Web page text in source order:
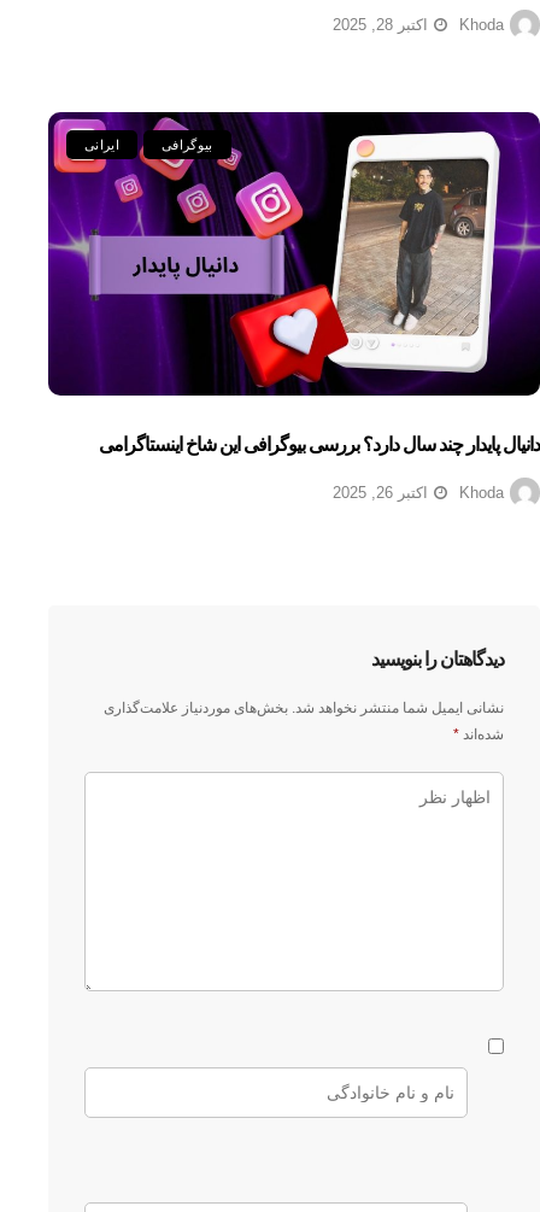
Khoda اکتبر 28, 2025
ایرانی بیوگرافی
دانیال پایدار چند سال دارد؟ بررسی بیوگرافی این شاخ اینستاگرامی
Khoda اکتبر 26, 2025
دیدگاهتان را بنویسید
نشانی ایمیل شما منتشر نخواهد شد. بخش‌های موردنیاز علامت‌گذاری
شده‌اند *